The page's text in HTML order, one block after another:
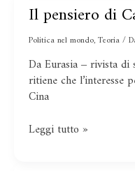
Il pensiero di
Politica nel mondo,Teoria/
Da Eurasia ‒ rivista
ritiene che l’interesse
Cina
Il
pensiero
di
Carl
Schmitt
in
Leggi tutto »